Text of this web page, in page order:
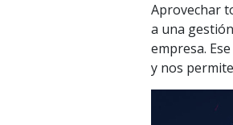
Aprovechar
a una
empresa.
y nos